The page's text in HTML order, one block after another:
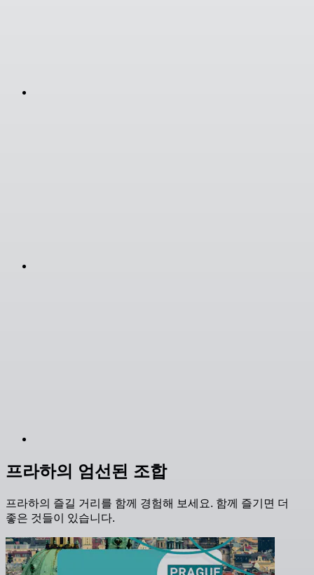
프라하의 엄선된 조합
프라하의 즐길 거리를 함께 경험해 보세요. 함께 즐기면 더
좋은 것들이 있습니다.